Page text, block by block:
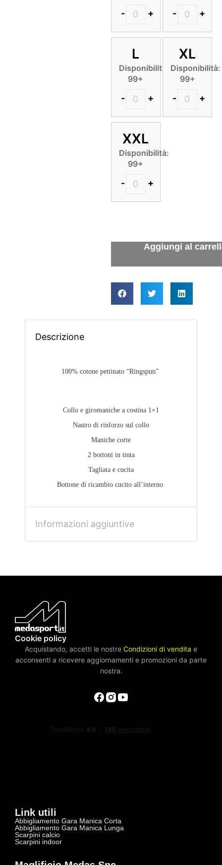
- + - +
L
Disponibilità:
99+
- +
XL
Disponibilità:
99+
- +
XXL
Disponibilità:
99+
- +
Descrizione
100% cotone pettinato “Ringspun”
Collo e giromaniche a costina 1×1
Nastro di rinforzo sul collo
Maniche corte
2 bottoni in tinta
Tagliata e cucita
Bottone di ricambio cucito all’interno
Informazioni aggiuntive
Cookie policy
Acquistando, accetti le nostre Condizioni di vendita e
acconsenti a ricevere aggiornamenti e promozioni da parte
nostra.
Link utili
Abbigliamento Gara Manica Corta
Abbigliamento Gara Manica Lunga
Scarpini calcio
Scarpini indoor